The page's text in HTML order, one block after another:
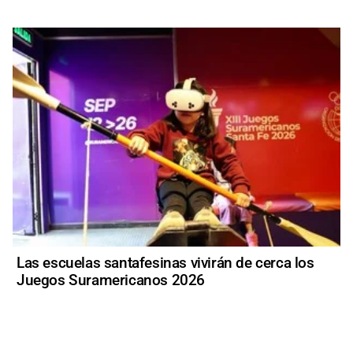
Las escuelas santafesinas vivirán de cerca los
Juegos Suramericanos 2026